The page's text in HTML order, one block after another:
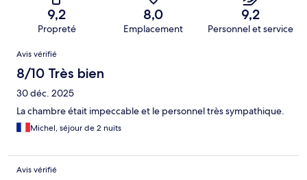
9,2
Propreté
8,0
Emplacement
9,2
Personnel et service
Avis
Avis vérifié
8/10 Très bien
30 déc. 2025
La chambre était impeccable et le personnel très sympathique.
Michel, séjour de 2 nuits
Avis vérifié